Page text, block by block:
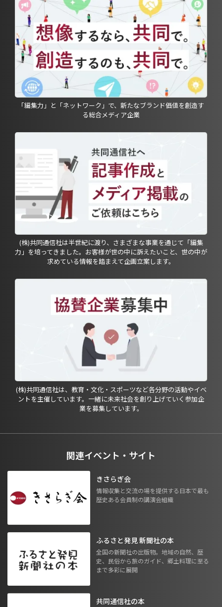
「編集力」と「ネットワーク」で、新たなブランド価値を創造す
る総合メディア企業
(株)共同通信社は半世紀に渡り、さまざまな事業を通じて「編集
力」を培ってきました。お客様が世の中に訴えたいこと、世の中が
求めている情報を踏まえて企画立案します。
(株)共同通信社は、教育・文化・スポーツなど各分野の活動やイベ
ントを主催しています。一緒に未来社会を創り上げていく参加企
業を募集しています。
関連イベント・サイト
きさらぎ会
情報収集と交流の場を提供する日本で最も
歴史ある会員制の講演会組織
ふるさと発見 新聞社の本
全国の新聞社の出版物。地域の自然、歴
史、民俗から旅のガイド、郷土料理に至る
まで多彩に展開
共同通信社の本